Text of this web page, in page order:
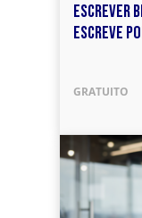
ESCREVER
ESCREVE
GRATUITO